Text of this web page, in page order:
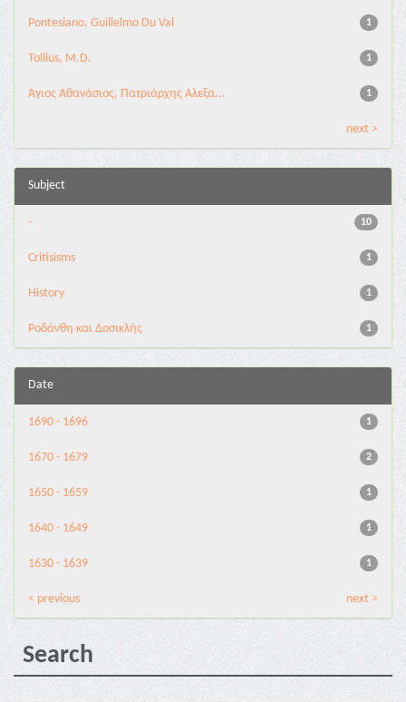
1
Pontesiano, Guillelmo Du Val
1
Tollius, M.D.
1
Άγιος Αθανάσιος, Πατριάρχης Αλεξα...
next >
Subject
10
-
1
Critisisms
1
History
1
Ροδάνθη και Δοσικλής
Date
1
1690 - 1696
2
1670 - 1679
1
1650 - 1659
1
1640 - 1649
1
1630 - 1639
< previous next >
Search